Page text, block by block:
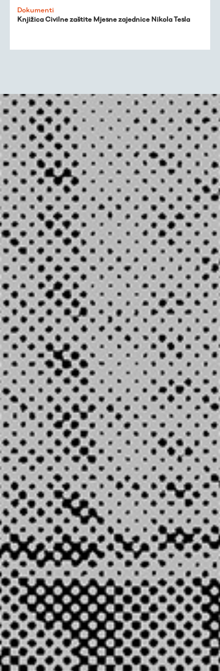
Dokumenti
Knjižica Civilne zaštite Mjesne zajednice Nikola Tesla